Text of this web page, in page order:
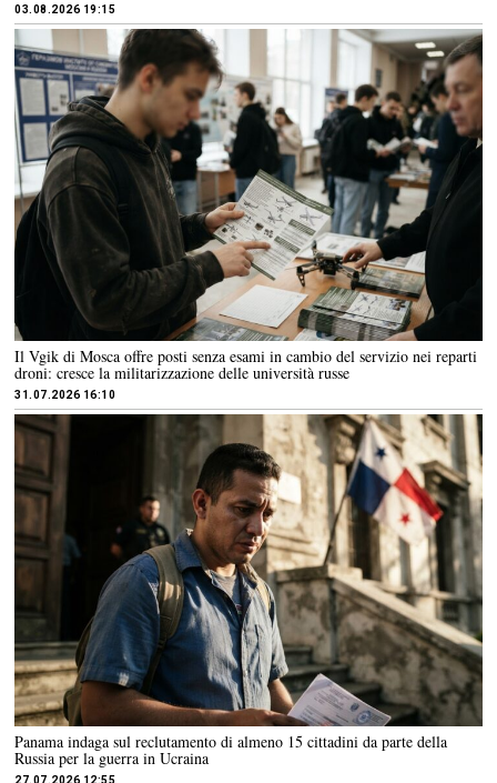
03.08.2026 19:15
Il Vgik di Mosca offre posti senza esami in cambio del servizio nei reparti
droni: cresce la militarizzazione delle università russe
31.07.2026 16:10
Panama indaga sul reclutamento di almeno 15 cittadini da parte della
Russia per la guerra in Ucraina
27.07.2026 12:55